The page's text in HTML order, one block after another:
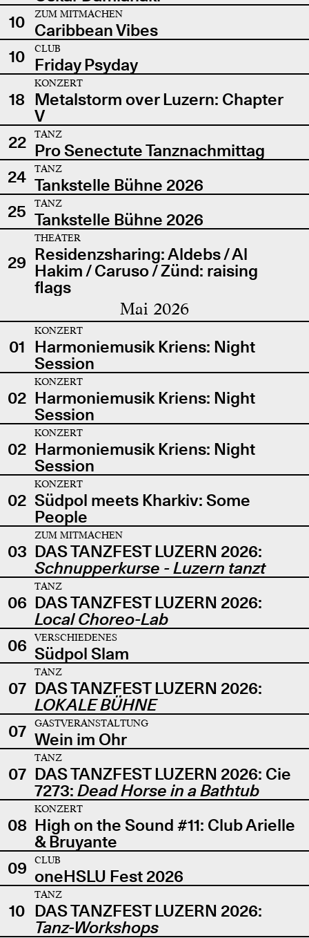
10
ZUM MITMACHEN
Caribbean Vibes
10
CLUB
Friday Psyday
18
KONZERT
Metalstorm over Luzern: Chapter
V
22
TANZ
Pro Senectute Tanznachmittag
24
TANZ
Tankstelle Bühne 2026
25
TANZ
Tankstelle Bühne 2026
29
THEATER
Residenzsharing: Aldebs / Al
Hakim / Caruso / Zünd: raising
flags
Mai 2026
01
KONZERT
Harmoniemusik Kriens: Night
Session
02
KONZERT
Harmoniemusik Kriens: Night
Session
02
KONZERT
Harmoniemusik Kriens: Night
Session
02
KONZERT
Südpol meets Kharkiv: Some
People
03
ZUM MITMACHEN
DAS TANZFEST LUZERN 2026:
Schnupperkurse - Luzern tanzt
06
TANZ
DAS TANZFEST LUZERN 2026:
Local Choreo-Lab
06
VERSCHIEDENES
Südpol Slam
07
TANZ
DAS TANZFEST LUZERN 2026:
LOKALE BÜHNE
07
GASTVERANSTALTUNG
Wein im Ohr
07
TANZ
DAS TANZFEST LUZERN 2026: Cie
7273: Dead Horse in a Bathtub
08
KONZERT
High on the Sound #11: Club Arielle
& Bruyante
09
CLUB
oneHSLU Fest 2026
10
TANZ
DAS TANZFEST LUZERN 2026:
Tanz-Workshops